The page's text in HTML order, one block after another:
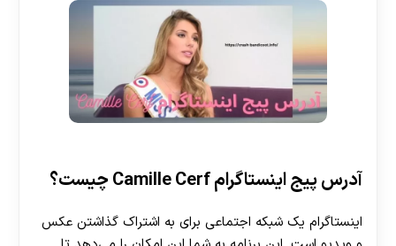
آدرس پیج اینستاگرام Camille Cerf چیست؟
اینستاگرام یک شبکه اجتماعی برای به اشتراک گذاشتن عکس